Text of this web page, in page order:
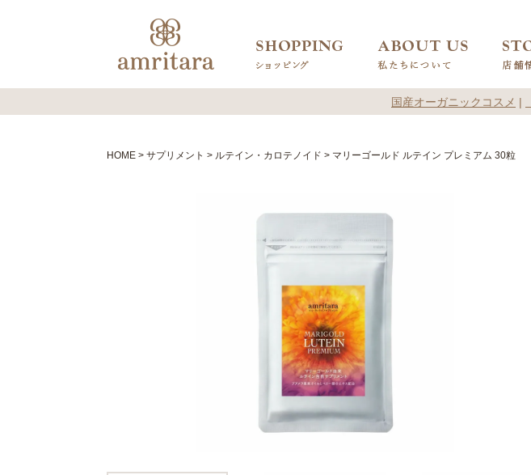
国産オーガニックコスメ |
HOME サプリメント ルテイン・カロテノイド マリーゴールド ルテイン プレミアム 30粒